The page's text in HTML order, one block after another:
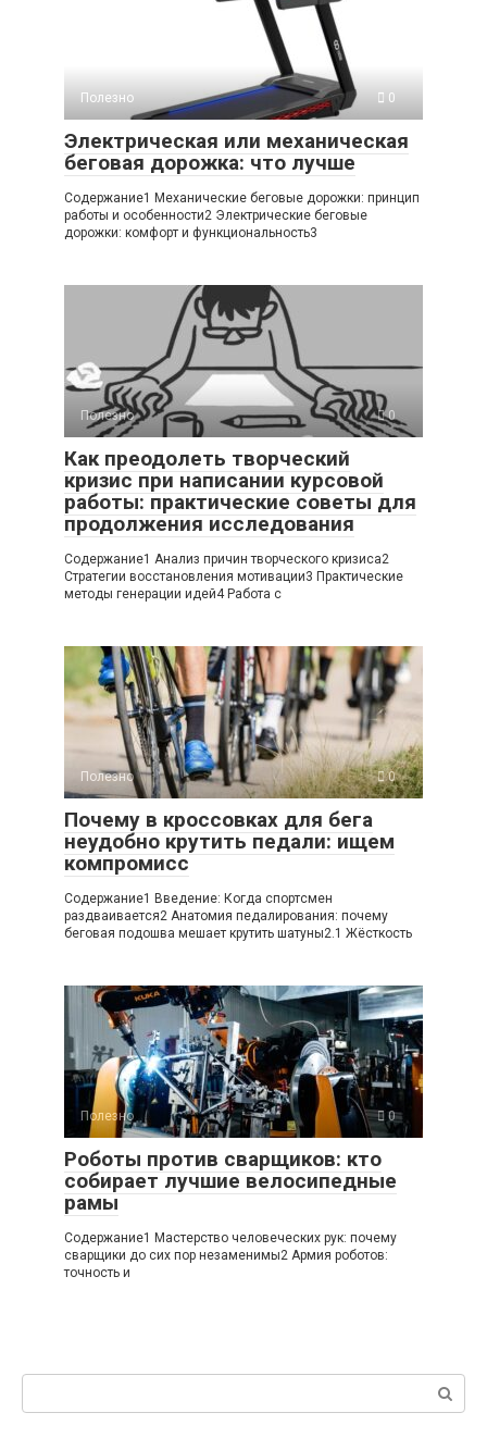
Полезно 0
Электрическая или механическая
беговая дорожка: что лучше
Содержание1 Механические беговые дорожки: принцип
работы и особенности2 Электрические беговые
дорожки: комфорт и функциональность3
Полезно 0
Как преодолеть творческий
кризис при написании курсовой
работы: практические советы для
продолжения исследования
Содержание1 Анализ причин творческого кризиса2
Стратегии восстановления мотивации3 Практические
методы генерации идей4 Работа с
Полезно 0
Почему в кроссовках для бега
неудобно крутить педали: ищем
компромисс
Содержание1 Введение: Когда спортсмен
раздваивается2 Анатомия педалирования: почему
беговая подошва мешает крутить шатуны2.1 Жёсткость
Полезно 0
Роботы против сварщиков: кто
собирает лучшие велосипедные
рамы
Содержание1 Мастерство человеческих рук: почему
сварщики до сих пор незаменимы2 Армия роботов:
точность и